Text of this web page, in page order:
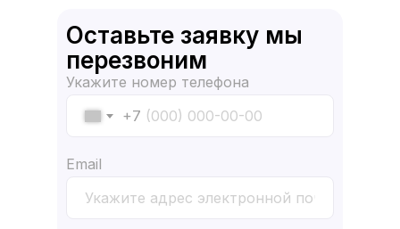
Оставьте заявку мы
перезвоним
Укажите номер телефона
+7
Email